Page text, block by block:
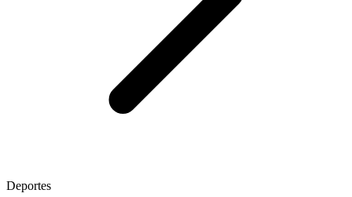
Deportes